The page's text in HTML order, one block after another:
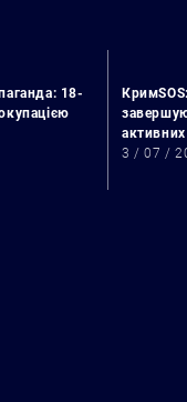
18-
активних
3 / 07 /